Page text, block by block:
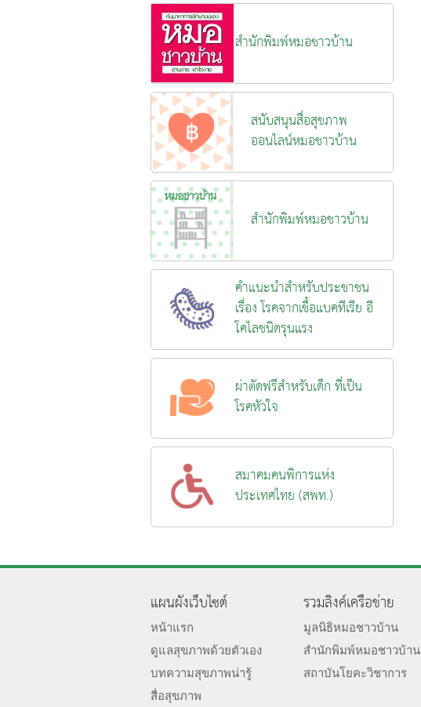
สำนักพิมพ์หมอชาวบ้าน
สนับสนุนสื่อสุขภาพ
ออนไลน์หมอชาวบ้าน
สำนักพิมพ์หมอชาวบ้าน
คำแนะนำสำหรับประชาชน
เรื่อง โรคจากเชื้อแบคทีเรีย อี
โคไลชนิดรุนแรง
ผ่าตัดฟรีสำหรับเด็ก ที่เป็น
โรคหัวใจ
สมาคมคนพิการแห่ง
ประเทศไทย (สพท.)
แผนผังเว็บไซต์
หน้าแรก
ดูแลสุขภาพด้วยตัวเอง
บทความสุขภาพน่ารู้
สื่อสุขภาพ
รวมลิงค์เครือข่าย
มูลนิธิหมอชาวบ้าน
สำนักพิมพ์หมอชาวบ้าน
สถาบันโยคะวิชาการ